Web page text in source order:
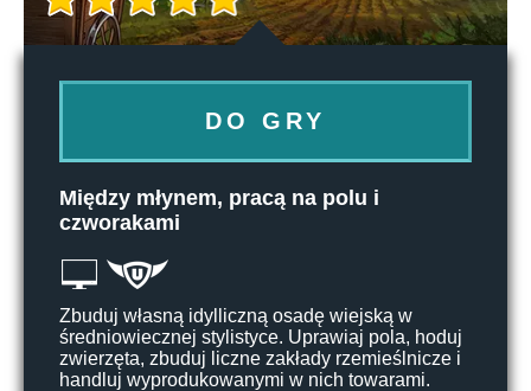
DO GRY
Między młynem, pracą na polu i
czworakami
Zbuduj własną idylliczną osadę wiejską w
średniowiecznej stylistyce. Uprawiaj pola, hoduj
zwierzęta, zbuduj liczne zakłady rzemieślnicze i
handluj wyprodukowanymi w nich towarami.